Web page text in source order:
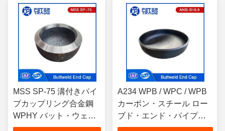
MSS SP-75 溝付きパイ
プカップリング合金鋼
WPHY バット・ウェル
ドパイプキャップ NPS
A234 WPB / WPC / WPB
カーボン・スチール ロー
ブド・エンド・パイプ・
フィッティング 1/2'から